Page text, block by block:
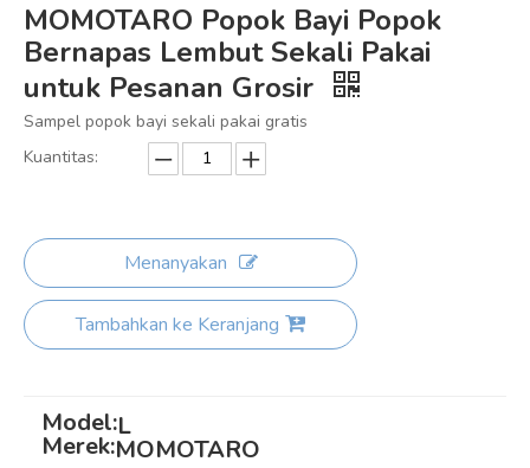
MOMOTARO Popok Bayi Popok
Bernapas Lembut Sekali Pakai
untuk Pesanan Grosir
Sampel popok bayi sekali pakai gratis
Kuantitas:
Menanyakan
Tambahkan ke Keranjang
Model:L
Merek:MOMOTARO